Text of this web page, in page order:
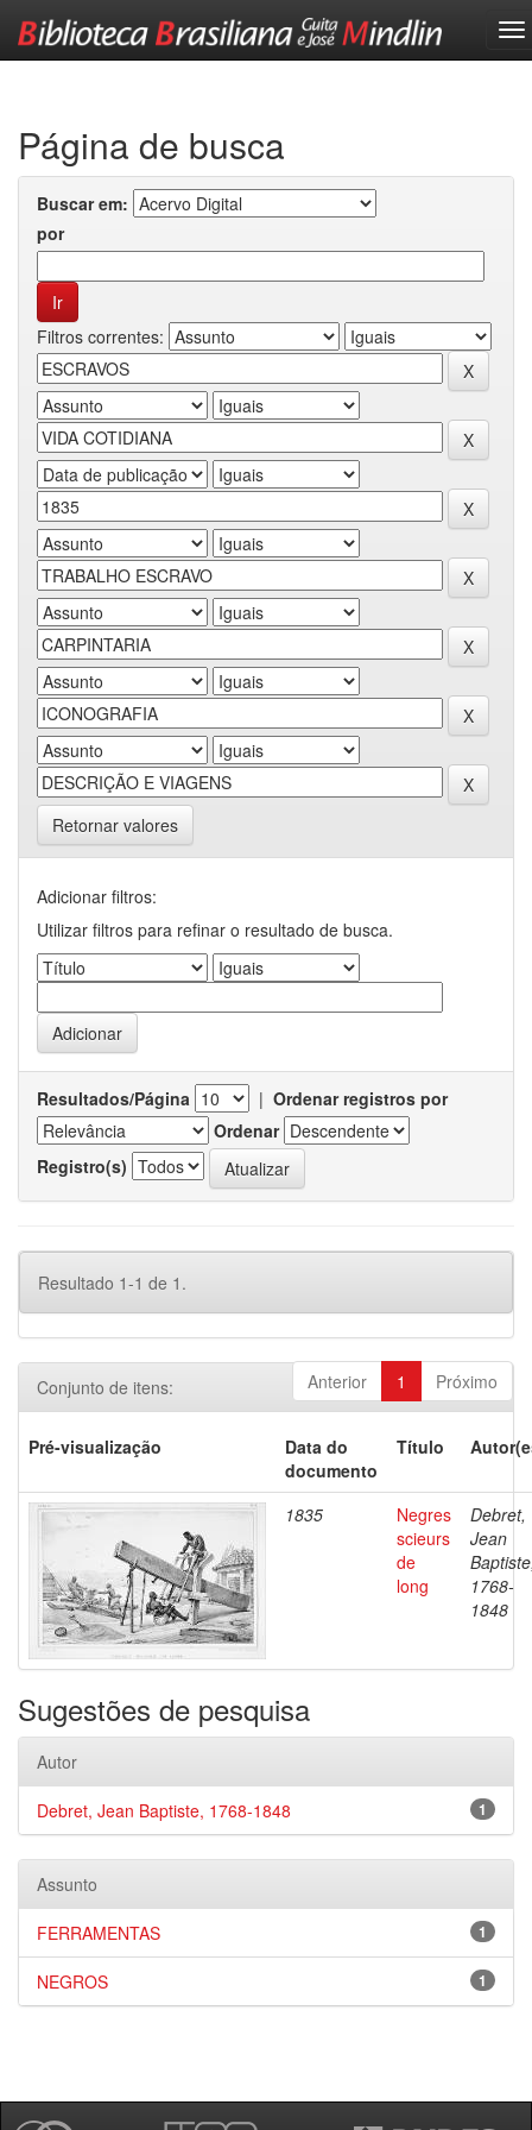
Página de busca
Buscar em:
por
Filtros correntes:
Retornar valores
Adicionar filtros:
Utilizar filtros para refinar o resultado de busca.
Resultados/Página | Ordenar registros por
Ordenar
Registro(s)
Resultado 1-1 de 1.
Anterior 1 Próximo
Conjunto de itens:
Pré-visualização
Data do
documento
Título
1835
Negres
scieurs
de
long
Debret,
Jean
1768-
1848
Sugestões de pesquisa
Autor
1
Debret, Jean Baptiste, 1768-1848
Assunto
1
FERRAMENTAS
1
NEGROS